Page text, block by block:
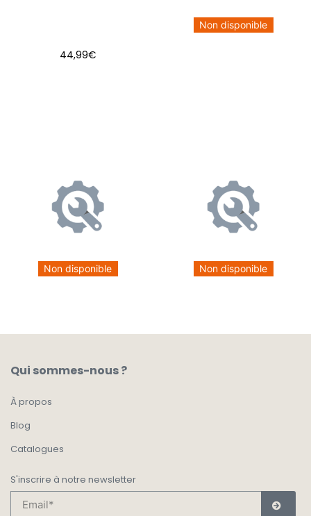
44,99€
Non disponible
Non disponible Non disponible
Qui sommes-nous ?
À propos
Blog
Catalogues
S'inscrire à notre newsletter